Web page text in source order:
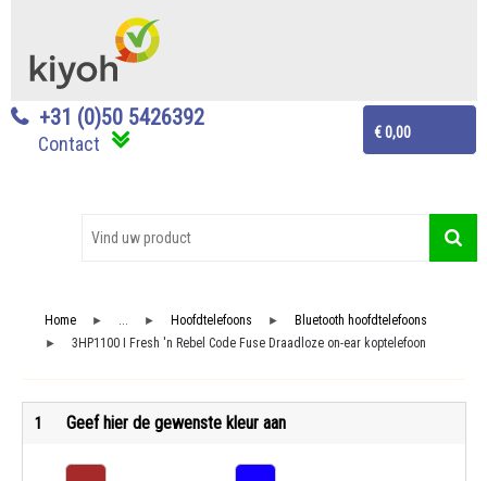
€ 0,00
+31 (0)50 5426392
Contact
Home ► ... ► Hoofdtelefoons ► Bluetooth hoofdtelefoons
► 3HP1100 I Fresh 'n Rebel Code Fuse Draadloze on-ear koptelefoon
1 Geef hier de gewenste kleur aan